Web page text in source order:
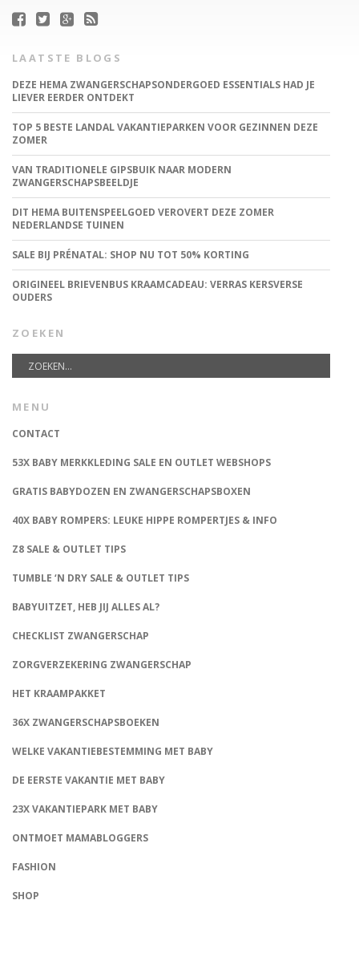
LAATSTE BLOGS
DEZE HEMA ZWANGERSCHAPSONDERGOED ESSENTIALS HAD JE
LIEVER EERDER ONTDEKT
TOP 5 BESTE LANDAL VAKANTIEPARKEN VOOR GEZINNEN DEZE
ZOMER
VAN TRADITIONELE GIPSBUIK NAAR MODERN
ZWANGERSCHAPSBEELDJE
DIT HEMA BUITENSPEELGOED VEROVERT DEZE ZOMER
NEDERLANDSE TUINEN
SALE BIJ PRÉNATAL: SHOP NU TOT 50% KORTING
ORIGINEEL BRIEVENBUS KRAAMCADEAU: VERRAS KERSVERSE
OUDERS
ZOEKEN
MENU
CONTACT
53X BABY MERKKLEDING SALE EN OUTLET WEBSHOPS
GRATIS BABYDOZEN EN ZWANGERSCHAPSBOXEN
40X BABY ROMPERS: LEUKE HIPPE ROMPERTJES & INFO
Z8 SALE & OUTLET TIPS
TUMBLE ‘N DRY SALE & OUTLET TIPS
BABYUITZET, HEB JIJ ALLES AL?
CHECKLIST ZWANGERSCHAP
ZORGVERZEKERING ZWANGERSCHAP
HET KRAAMPAKKET
36X ZWANGERSCHAPSBOEKEN
WELKE VAKANTIEBESTEMMING MET BABY
DE EERSTE VAKANTIE MET BABY
23X VAKANTIEPARK MET BABY
ONTMOET MAMABLOGGERS
FASHION
SHOP